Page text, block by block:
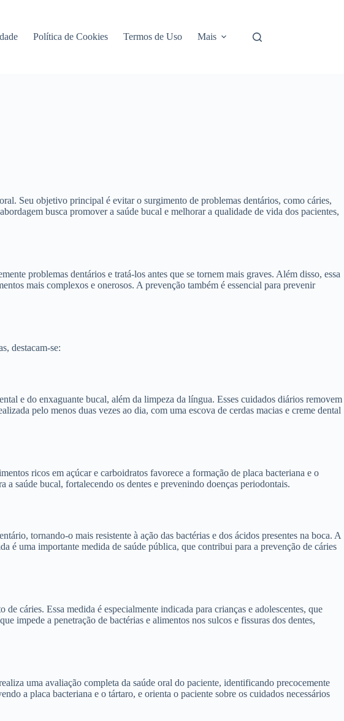
Política de Cookies Termos de Uso Mais
Seu objetivo principal é evitar o surgimento de problemas dentários, como cáries,
busca promover a saúde bucal e melhorar a qualidade de vida dos pacientes,
problemas dentários e tratá-los antes que se tornem mais graves. Além disso, essa
mais complexos e onerosos. A prevenção também é essencial para prevenir
destacam-se:
e do enxaguante bucal, além da limpeza da língua. Esses cuidados diários removem
pelo menos duas vezes ao dia, com uma escova de cerdas macias e creme dental
ricos em açúcar e carboidratos favorece a formação de placa bacteriana e o
saúde bucal, fortalecendo os dentes e prevenindo doenças periodontais.
tornando-o mais resistente à ação das bactérias e dos ácidos presentes na boca. A
é uma importante medida de saúde pública, que contribui para a prevenção de cáries
cáries. Essa medida é especialmente indicada para crianças e adolescentes, que
impede a penetração de bactérias e alimentos nos sulcos e fissuras dos dentes,
uma avaliação completa da saúde oral do paciente, identificando precocemente
a placa bacteriana e o tártaro, e orienta o paciente sobre os cuidados necessários